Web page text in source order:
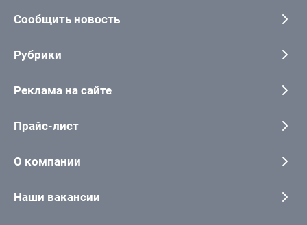
Сообщить новость
Рубрики
Реклама на сайте
Прайс-лист
О компании
Наши вакансии